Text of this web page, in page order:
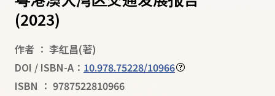
(2023)
作者 ： 李红昌(著)
DOI / ISBN-A： 10.978.75228/10966
ISBN ： 9787522810966